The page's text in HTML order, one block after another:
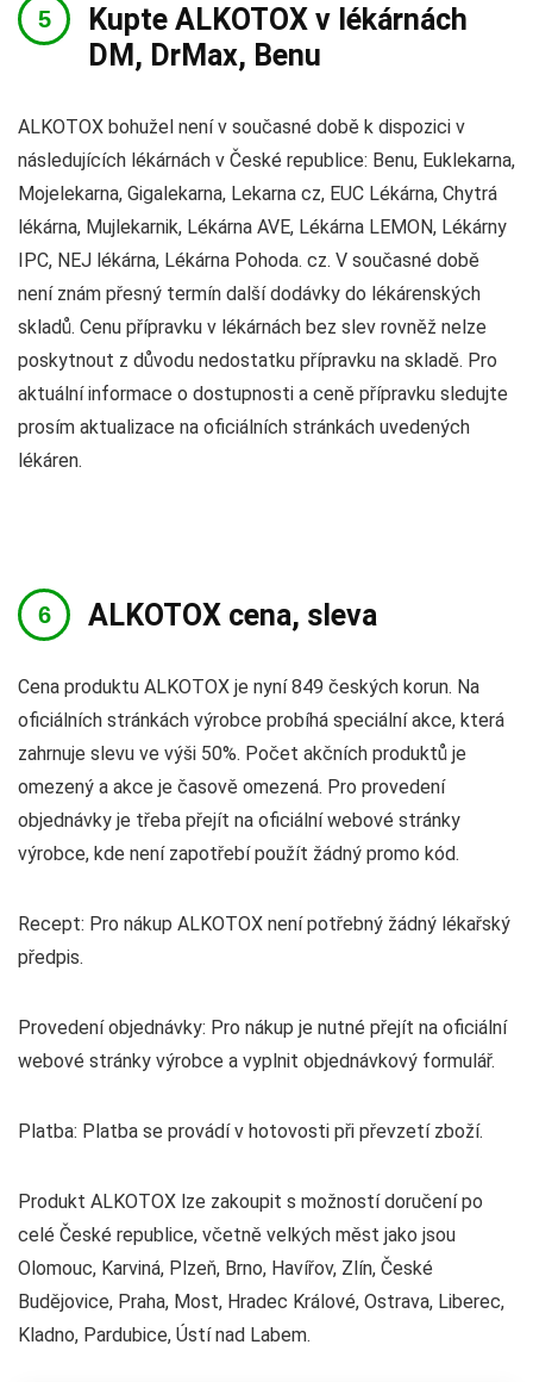
Kupte ALKOTOX v lékárnách
DM, DrMax, Benu
ALKOTOX bohužel není v současné době k dispozici v
následujících lékárnách v České republice: Benu, Euklekarna,
Mojelekarna, Gigalekarna, Lekarna cz, EUC Lékárna, Chytrá
lékárna, Mujlekarnik, Lékárna AVE, Lékárna LEMON, Lékárny
IPC, NEJ lékárna, Lékárna Pohoda. cz. V současné době
není znám přesný termín další dodávky do lékárenských
skladů. Cenu přípravku v lékárnách bez slev rovněž nelze
poskytnout z důvodu nedostatku přípravku na skladě. Pro
aktuální informace o dostupnosti a ceně přípravku sledujte
prosím aktualizace na oficiálních stránkách uvedených
lékáren.
ALKOTOX cena, sleva
Cena produktu ALKOTOX je nyní 849 českých korun. Na
oficiálních stránkách výrobce probíhá speciální akce, která
zahrnuje slevu ve výši 50%. Počet akčních produktů je
omezený a akce je časově omezená. Pro provedení
objednávky je třeba přejít na oficiální webové stránky
výrobce, kde není zapotřebí použít žádný promo kód.
Recept: Pro nákup ALKOTOX není potřebný žádný lékařský
předpis.
Provedení objednávky: Pro nákup je nutné přejít na oficiální
webové stránky výrobce a vyplnit objednávkový formulář.
Platba: Platba se provádí v hotovosti při převzetí zboží.
Produkt ALKOTOX lze zakoupit s možností doručení po
celé České republice, včetně velkých měst jako jsou
Olomouc, Karviná, Plzeň, Brno, Havířov, Zlín, České
Budějovice, Praha, Most, Hradec Králové, Ostrava, Liberec,
Kladno, Pardubice, Ústí nad Labem.